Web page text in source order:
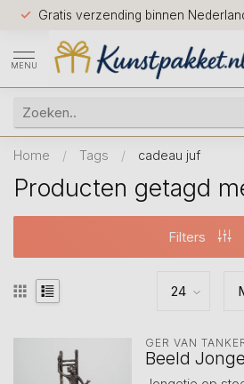
Gratis verzending binnen
MENU
Home / Tags / cadeau juf
Producten getagd
Filters
GER VAN
Beeld